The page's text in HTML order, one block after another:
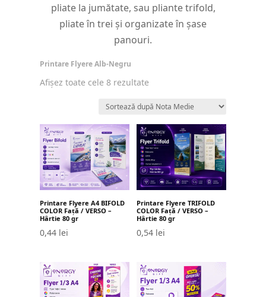
pliate la jumătate, sau pliante trifold,
pliate în trei și organizate în șase
panouri.
Printare Flyere Alb-Negru
Afișez toate cele 8 rezultate
medie
Printare Flyere A4 BIFOLD
COLOR Față / VERSO –
Hârtie 80 gr
0,44 lei
Printare Flyere TRIFOLD
COLOR Față / VERSO –
Hârtie 80 gr
0,54 lei